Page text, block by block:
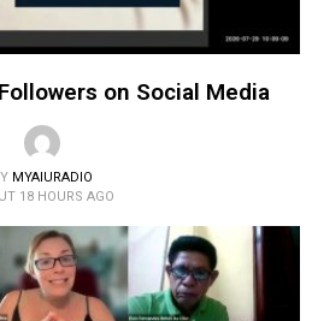
on Social Media
MYAIURADIO
18 HOURS AGO